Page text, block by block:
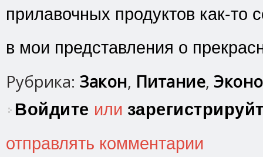
прилавочных продуктов как-то
в мои представления о
Рубрика: Закон, Питание,
Войдите или
отправлять комментарии